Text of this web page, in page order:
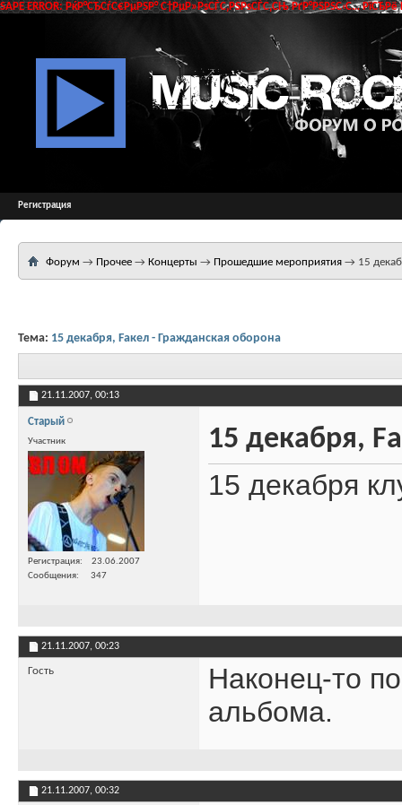
SAPE ERROR: РќР°СЂСѓС€РµРЅР° С†РµР»РѕСЃС‚РЅРѕСЃС‚СЊ РґР°РЅРЅС‹С…
Регистрация
Форум → Прочее → Концерты → Прошедшие мероприятия → 15
Тема: 15 декабря, Fакел - Гражданская оборона
21.11.2007, 00:13
Старый
Участник
Регистрация
23.06.2007
Сообщения
347
15 декабря,
15 декабря
21.11.2007, 00:23
Гость
Наконец-то
альбома.
21.11.2007, 00:32